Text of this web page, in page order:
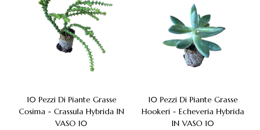
10 Pezzi Di Piante Grasse
Cosima - Crassula Hybrida IN
VASO 10
10 Pezzi Di Piante Grasse
Hookeri - Echeveria Hybrida
IN VASO 10